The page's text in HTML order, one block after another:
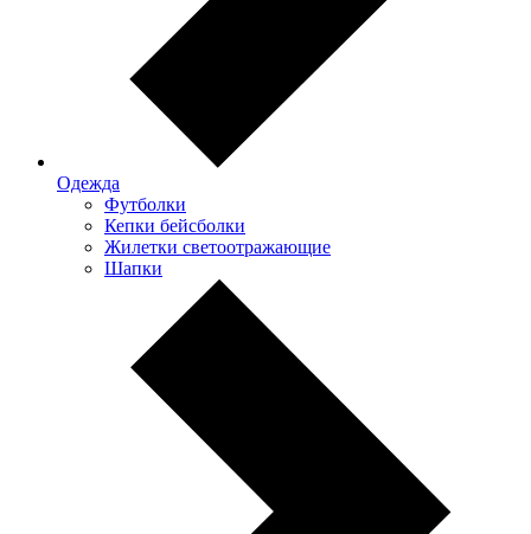
Одежда
Футболки
Кепки бейсболки
Жилетки светоотражающие
Шапки